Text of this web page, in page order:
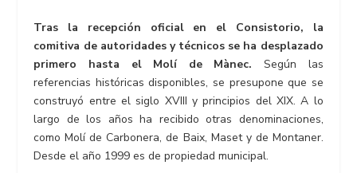
Tras la recepción oficial en el Consistorio, la
comitiva de autoridades y técnicos se ha desplazado
primero hasta el Molí de Mànec. Según las
referencias históricas disponibles, se presupone que se
construyó entre el siglo XVIII y principios del XIX. A lo
largo de los años ha recibido otras denominaciones,
como Molí de Carbonera, de Baix, Maset y de Montaner.
Desde el año 1999 es de propiedad municipal.